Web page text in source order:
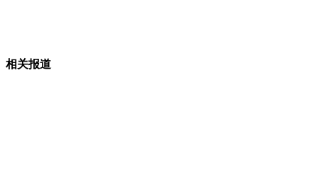
山西运城恶犬咬伤多人 警民合力深夜将其击毙
相关报道